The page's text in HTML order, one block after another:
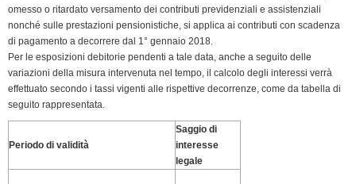
o
o
k
d
I
n
e
r
A
p
p
r
a
m
i
n
k
F
r
i
e
n
l
y
omesso o ritardato versamento dei contributi previdenziali e assistenziali
nonché sulle prestazioni pensionistiche, si applica ai contributi con scadenza
di pagamento a decorrere dal 1° gennaio 2018.
Per le esposizioni debitorie pendenti a tale data, anche a seguito delle
variazioni della misura intervenuta nel tempo, il calcolo degli interessi verrà
effettuato secondo i tassi vigenti alle rispettive decorrenze, come da tabella di
seguito rappresentata.
Periodo di validità
Saggio di
interesse
legale